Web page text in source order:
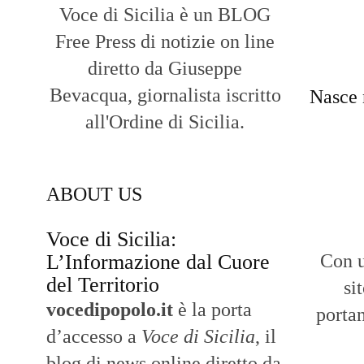
Free Press di notizie on line
diretto da Giuseppe
Bevacqua, giornalista iscritto
all'Ordine di Sicilia.
L’Informazione dal Cuore
del Territorio
vocedipopolo.it
d’accesso aVoce di Sicilia
blog di news online diretto da